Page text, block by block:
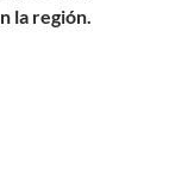
la región.